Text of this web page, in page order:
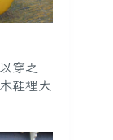
穿之
鞋裡大